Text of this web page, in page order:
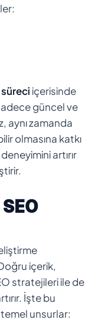
içerisinde
güncel ve
aynı zamanda
olmasına katkı
artırır
içerik,
stratejileri ile de
İşte bu
unsurlar: